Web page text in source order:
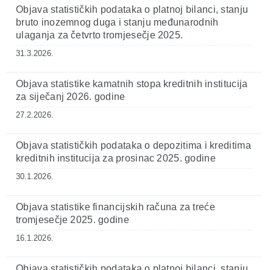
Objava statističkih podataka o platnoj bilanci, stanju
bruto inozemnog duga i stanju međunarodnih
ulaganja za četvrto tromjesečje 2025.
31.3.2026.
Objava statistike kamatnih stopa kreditnih institucija
za siječanj 2026. godine
27.2.2026.
Objava statističkih podataka o depozitima i kreditima
kreditnih institucija za prosinac 2025. godine
30.1.2026.
Objava statistike financijskih računa za treće
tromjesečje 2025. godine
16.1.2026.